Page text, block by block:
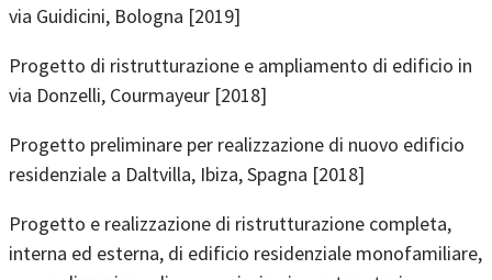
via Guidicini, Bologna [2019]
Progetto di ristrutturazione e ampliamento di edificio in
via Donzelli, Courmayeur [2018]
Progetto preliminare per realizzazione di nuovo edificio
residenziale a Daltvilla, Ibiza, Spagna [2018]
Progetto e realizzazione di ristrutturazione completa,
interna ed esterna, di edificio residenziale monofamiliare,